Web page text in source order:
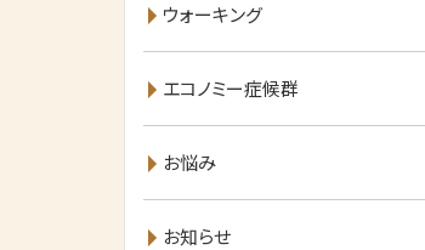
ウォーキング
エコノミー症候群
お悩み
お知らせ